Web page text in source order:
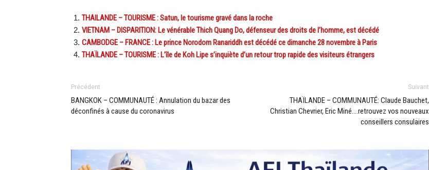
THAILANDE – TOURISME : Satun, le tourisme gravé dans la roche
VIETNAM – DISPARITION: Le vénérable Thich Quang Do, défenseur des droits de l’homme, est décédé
CAMBODGE – FRANCE : Le prince Norodom Ranariddh est décédé ce dimanche 28 novembre à Paris
THAÏLANDE – TOURISME : L’île de Koh Lipe s’inquiète d’un retour trop rapide des visiteurs étrangers
Précédent
BANGKOK – COMMUNAUTÉ : Annulation du bazar des
déconfinés à cause du coronavirus
Suivant
THAÏLANDE – COMMUNAUTÉ: Claude Bauchet,
Christian Chevrier, Eric Miné….retrouvez vos nouveaux
conseillers consulaires